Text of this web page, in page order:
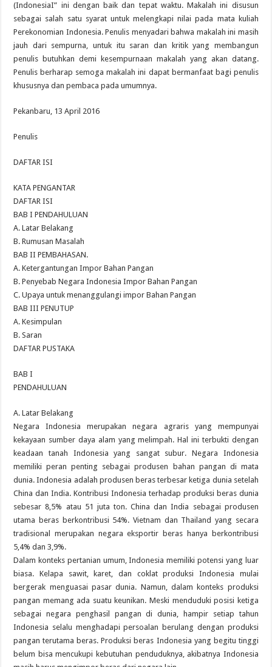
(IndonesiaI” ini dengan baik dan tepat waktu. Makalah ini disusun
sebagai salah satu syarat untuk melengkapi nilai pada mata kuliah
Perekonomian Indonesia. Penulis menyadari bahwa makalah ini masih
jauh dari sempurna, untuk itu saran dan kritik yang membangun
penulis butuhkan demi kesempurnaan makalah yang akan datang.
Penulis berharap semoga makalah ini dapat bermanfaat bagi penulis
khususnya dan pembaca pada umumnya.
Pekanbaru, 13 April 2016
Penulis
DAFTAR ISI
KATA PENGANTAR
DAFTAR ISI
BAB I PENDAHULUAN
A. Latar Belakang
B. Rumusan Masalah
BAB II PEMBAHASAN.
A. Ketergantungan Impor Bahan Pangan
B. Penyebab Negara Indonesia Impor Bahan Pangan
C. Upaya untuk menanggulangi impor Bahan Pangan
BAB III PENUTUP
A. Kesimpulan
B. Saran
DAFTAR PUSTAKA
BAB I
PENDAHULUAN
A. Latar Belakang
Negara Indonesia merupakan negara agraris yang mempunyai
kekayaan sumber daya alam yang melimpah. Hal ini terbukti dengan
keadaan tanah Indonesia yang sangat subur. Negara Indonesia
memiliki peran penting sebagai produsen bahan pangan di mata
dunia. Indonesia adalah produsen beras terbesar ketiga dunia setelah
China dan India. Kontribusi Indonesia terhadap produksi beras dunia
sebesar 8,5% atau 51 juta ton. China dan India sebagai produsen
utama beras berkontribusi 54%. Vietnam dan Thailand yang secara
tradisional merupakan negara eksportir beras hanya berkontribusi
5,4% dan 3,9%.
Dalam konteks pertanian umum, Indonesia memiliki potensi yang luar
biasa. Kelapa sawit, karet, dan coklat produksi Indonesia mulai
bergerak menguasai pasar dunia. Namun, dalam konteks produksi
pangan memang ada suatu keunikan. Meski menduduki posisi ketiga
sebagai negara penghasil pangan di dunia, hampir setiap tahun
Indonesia selalu menghadapi persoalan berulang dengan produksi
pangan terutama beras. Produksi beras Indonesia yang begitu tinggi
belum bisa mencukupi kebutuhan penduduknya, akibatnya Indonesia